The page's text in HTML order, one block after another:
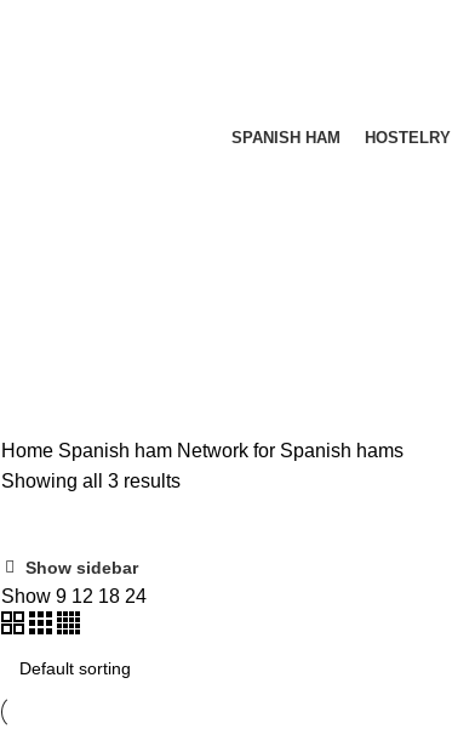
SPANISH HAM HOSTELRY
Home Spanish ham Network for Spanish hams
Showing all 3 results
Filter by price
Black(2)
Show sidebar
Show 9 12 18 24